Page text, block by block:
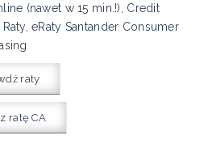
(nawet w 15 min.!), Credit
eRaty Santander Consumer
raty
ratę CA